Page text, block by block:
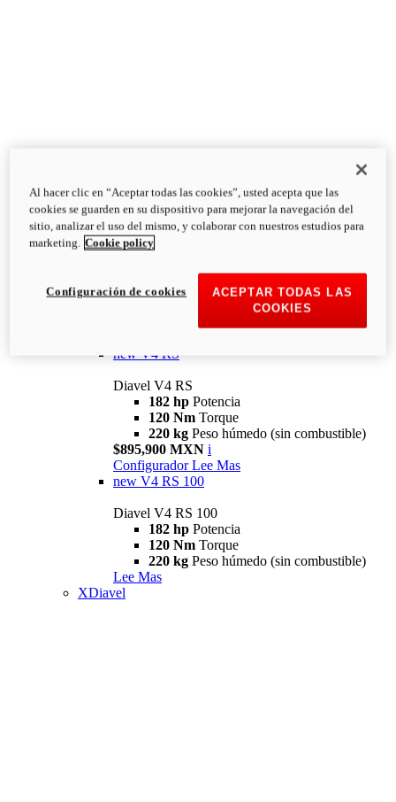
Diavel
V4
Diavel V4
126 NmTorque
223 kg
PESO HÚMEDO SIN
new V4 RS
Diavel V4 RS
182 hp Potencia
120 Nm Torque
220 kg Peso húmedo (sin combustible)
$895,900 MXN i
Configurador Lee Mas
new V4 RS 100
Diavel V4 RS 100
182 hp Potencia
120 Nm Torque
220 kg Peso húmedo (sin combustible)
Lee Mas
XDiavel
Al hacer clic en “Aceptar todas las cookies”, usted acepta que las
cookies se guarden en su dispositivo para mejorar la navegación del
sitio, analizar el uso del mismo, y colaborar con nuestros estudios para
marketing. Cookie policy
ACEPTAR TODAS LAS
COOKIES
Configuración de cookies